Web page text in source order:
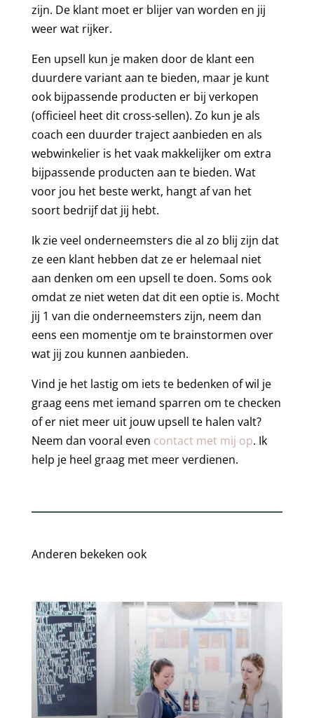
zijn. De klant moet er blijer van worden en jij
weer wat rijker.
Een upsell kun je maken door de klant een
duurdere variant aan te bieden, maar je kunt
ook bijpassende producten er bij verkopen
(officieel heet dit cross-sellen). Zo kun je als
coach een duurder traject aanbieden en als
webwinkelier is het vaak makkelijker om extra
bijpassende producten aan te bieden. Wat
voor jou het beste werkt, hangt af van het
soort bedrijf dat jij hebt.
Ik zie veel onderneemsters die al zo blij zijn dat
ze een klant hebben dat ze er helemaal niet
aan denken om een upsell te doen. Soms ook
omdat ze niet weten dat dit een optie is. Mocht
jij 1 van die onderneemsters zijn, neem dan
eens een momentje om te brainstormen over
wat jij zou kunnen aanbieden.
Vind je het lastig om iets te bedenken of wil je
graag eens met iemand sparren om te checken
of er niet meer uit jouw upsell te halen valt?
Neem dan vooral even contact met mij op. Ik
help je heel graag met meer verdienen.
Anderen bekeken ook